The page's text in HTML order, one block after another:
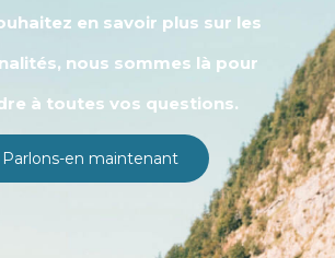
en savoir plus sur les
nous sommes là pour
à toutes vos questions.
Parlons-en maintenant